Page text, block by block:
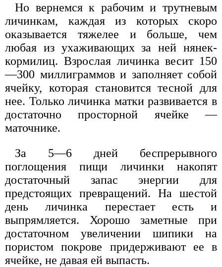
Но вернемся к рабочим и трутневым
личинкам, каждая из которых скоро
оказывается тяжелее и больше, чем
любая из ухаживающих за ней нянек-
кормилиц. Взрослая личинка весит 150
—300 миллиграммов и заполняет собой
ячейку, которая становится тесной для
нее. Только личинка матки развивается в
достаточно просторной ячейке —
маточнике.
За 5—6 дней беспрерывного
поглощения пищи личинки накопят
достаточный запас энергии для
предстоящих превращений. На шестой
день личинка перестает есть и
выпрямляется. Хорошо заметные при
достаточном увеличении шипики на
пористом покрове придерживают ее в
ячейке, не давая ей выпасть.